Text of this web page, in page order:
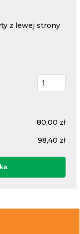
z lewej strony
80,00 zł
98,40 zł